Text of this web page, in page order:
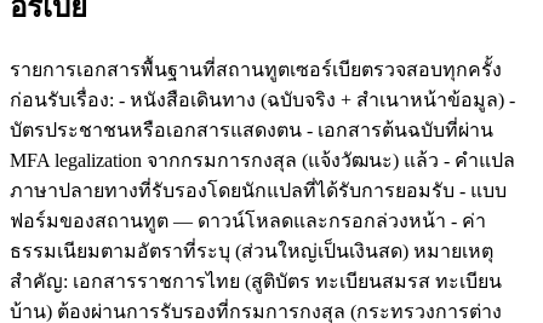
อร์เบีย
รายการเอกสารพื้นฐานที่สถานทูตเซอร์เบียตรวจสอบทุกครั้ง
ก่อนรับเรื่อง: - หนังสือเดินทาง (ฉบับจริง + สำเนาหน้าข้อมูล) -
บัตรประชาชนหรือเอกสารแสดงตน - เอกสารต้นฉบับที่ผ่าน
MFA legalization จากกรมการกงสุล (แจ้งวัฒนะ) แล้ว - คำแปล
ภาษาปลายทางที่รับรองโดยนักแปลที่ได้รับการยอมรับ - แบบ
ฟอร์มของสถานทูต — ดาวน์โหลดและกรอกล่วงหน้า - ค่า
ธรรมเนียมตามอัตราที่ระบุ (ส่วนใหญ่เป็นเงินสด) หมายเหตุ
สำคัญ: เอกสารราชการไทย (สูติบัตร ทะเบียนสมรส ทะเบียน
บ้าน) ต้องผ่านการรับรองที่กรมการกงสุล (กระทรวงการต่าง